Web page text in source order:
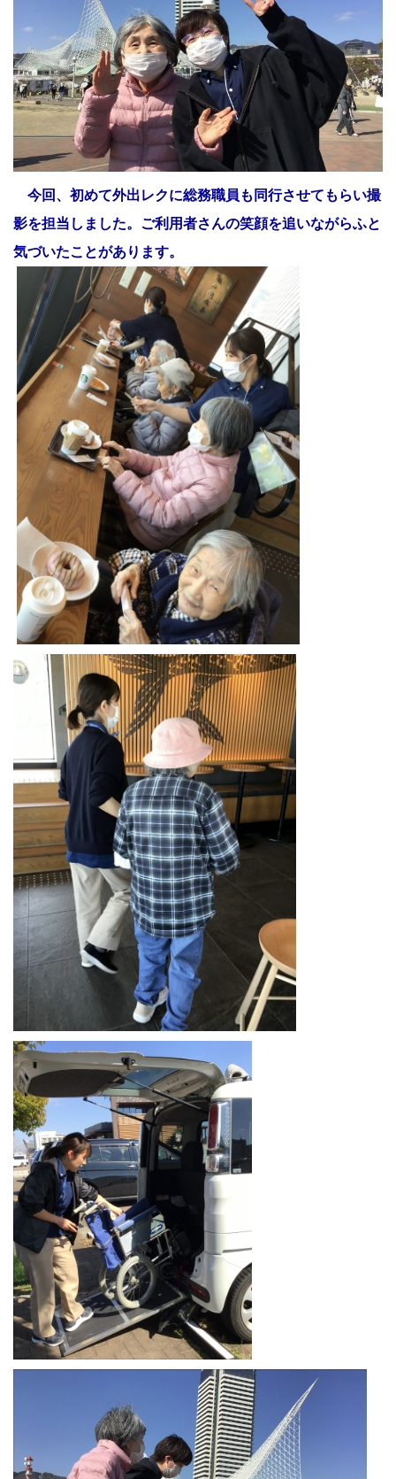
今回、初めて外出レクに総務職員も同行させてもらい撮
影を担当しました。ご利用者さんの笑顔を追いながらふと
気づいたことがあります。